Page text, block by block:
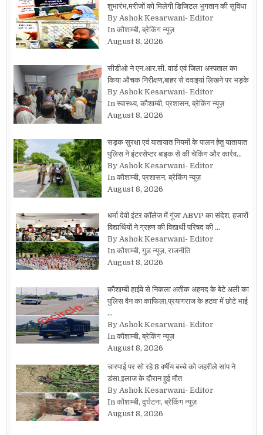
शुभारंभ,मरीजों को मिलेगी डिजिटल भुगतान की सुविधा
By Ashok Kesarwani- Editor
In कौशाम्बी, ब्रेकिंग न्यूज़
August 8, 2026
सीडीओ ने एन.आर.सी. वार्ड एवं जिला अस्पताल का
किया औचक निरीक्षण,बाहर से दवाइयां लिखने पर भड़के
By Ashok Kesarwani- Editor
In स्वास्थ्य, कौशाम्बी, प्रशासन, ब्रेकिंग न्यूज़
August 8, 2026
सड़क सुरक्षा एवं यातायात नियमों के पालन हेतु यातायात
पुलिस ने इंटरसेप्टर बाइक से की चेकिंग और कार्रव…
By Ashok Kesarwani- Editor
In कौशाम्बी, प्रशासन, ब्रेकिंग न्यूज़
August 8, 2026
धर्मा देवी इंटर कॉलेज में गूंजा ABVP का संदेश, हजारों
विद्यार्थियों ने ग्रहण की विद्यार्थी परिषद की …
By Ashok Kesarwani- Editor
In कौशाम्बी, गुड न्यूज़, राजनीति
August 8, 2026
कौशाम्बी हाईवे से निकला अतीक अहमद के बेटे अली का
पुलिस वैन का काफिला,प्रयागराज के हटवा में छोटे भाई
…
By Ashok Kesarwani- Editor
In कौशाम्बी, ब्रेकिंग न्यूज़
August 8, 2026
चारपाई पर सो रहे 8 वर्षीय बच्चे को जहरीले सांप ने
डंसा,इलाज के दौरान हुई मौत
By Ashok Kesarwani- Editor
In कौशाम्बी, दुर्घटना, ब्रेकिंग न्यूज़
August 8, 2026